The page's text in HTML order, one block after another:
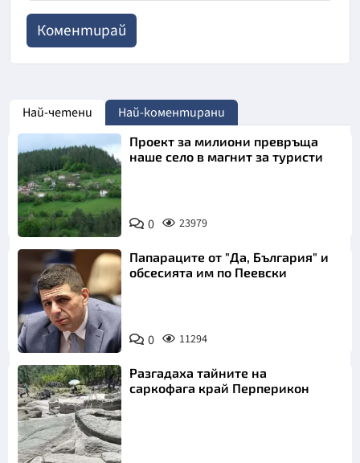
Най-четени Най-коментирани
Проект за милиони превръща
наше село в магнит за туристи
0 23979
Папараците от "Да, България" и
обсесията им по Пеевски
0 11294
Разгадаха тайните на
саркофага край Перперикон